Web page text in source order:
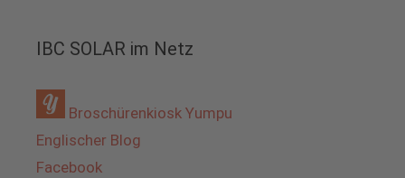
IBC SOLAR im Netz
Broschürenkiosk Yumpu
Englischer Blog
Facebook